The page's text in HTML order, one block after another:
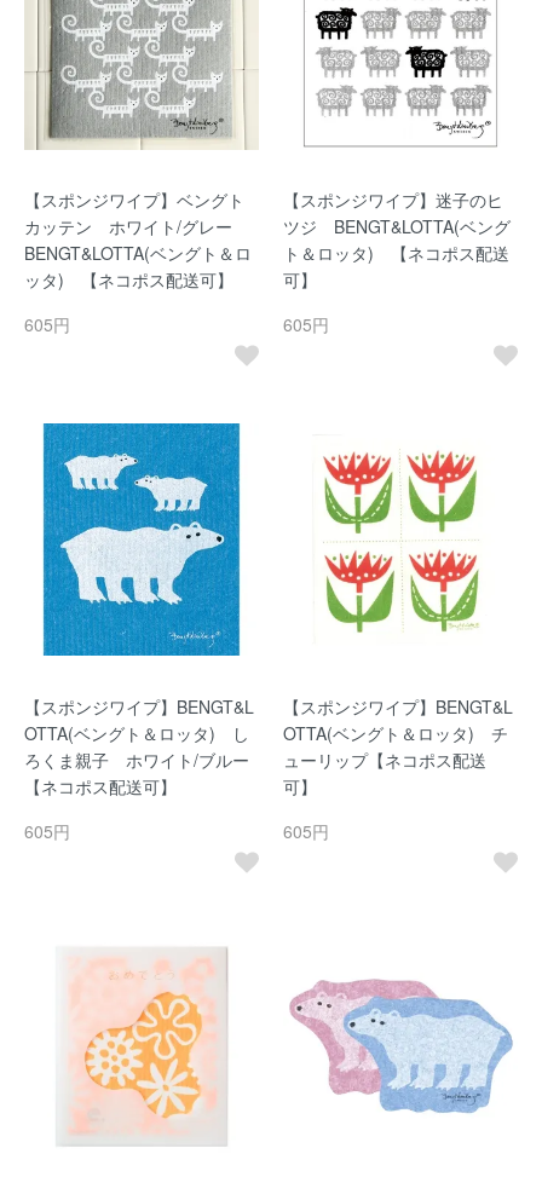
【スポンジワイプ】ベングト
カッテン ホワイト/グレー
BENGT&LOTTA(ベングト＆ロ
ッタ) 【ネコポス配送可】
605円
【スポンジワイプ】迷子のヒ
ツジ BENGT&LOTTA(ベング
ト＆ロッタ) 【ネコポス配送
可】
605円
【スポンジワイプ】BENGT&L
OTTA(ベングト＆ロッタ) し
ろくま親子 ホワイト/ブルー
【ネコポス配送可】
605円
【スポンジワイプ】BENGT&L
OTTA(ベングト＆ロッタ) チ
ューリップ【ネコポス配送
可】
605円